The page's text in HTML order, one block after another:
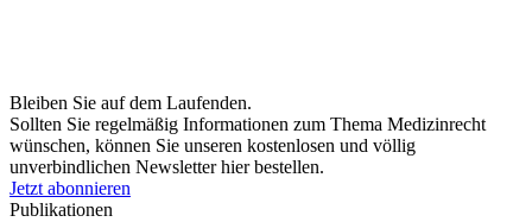
Bleiben Sie auf dem Laufenden.
Sollten Sie regelmäßig Informationen zum Thema Medizinrecht
wünschen, können Sie unseren kostenlosen und völlig
unverbindlichen Newsletter hier bestellen.
Jetzt abonnieren
Publikationen